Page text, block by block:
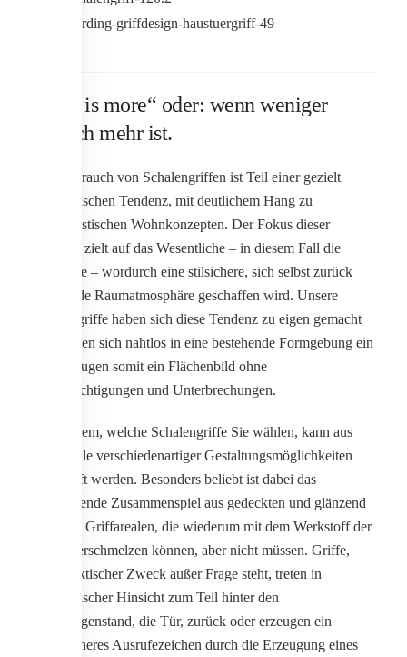
„Less is more“ oder: wenn weniger
einfach mehr ist.
Der Gebrauch von Schalengriffen ist Teil einer gezielt
gestalterischen Tendenz, mit deutlichem Hang zu
minimalistischen Wohnkonzepten. Der Fokus dieser
Tendenz zielt auf das Wesentliche – in diesem Fall die
Türfläche – wordurch eine stilsichere, sich selbst zurück
nehmende Raumatmosphäre geschaffen wird. Unsere
Schalengriffe haben sich diese Tendenz zu eigen gemacht
und passen sich nahtlos in eine bestehende Formgebung ein
und erzeugen somit ein Flächenbild ohne
Beeinträchtigungen und Unterbrechungen.
Je nachdem, welche Schalengriffe Sie wählen, kann aus
einer Fülle verschiedenartiger Gestaltungsmöglichkeiten
geschöpft werden. Besonders beliebt ist dabei das
faszinierende Zusammenspiel aus gedeckten und glänzend
polierten Griffarealen, die wiederum mit dem Werkstoff der
Türen verschmelzen können, aber nicht müssen. Griffe,
deren faktischer Zweck außer Frage steht, treten in
gestalterischer Hinsicht zum Teil hinter den
Hauptgegenstand, die Tür, zurück oder erzeugen ein
selbstsicheres Ausrufezeichen durch die Erzeugung eines